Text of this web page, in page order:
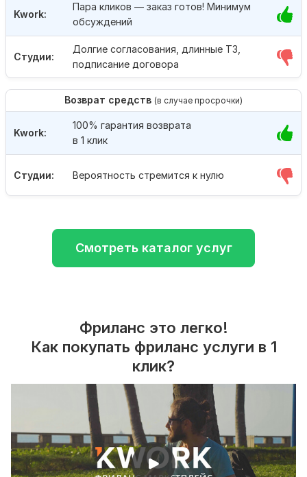
Студии:
Долгие согласования, длинные ТЗ,
подписание договора
Kwork:
Пара кликов — заказ готов! Минимум
обсуждений
Возврат средств (в случае просрочки)
Студии: Вероятность стремится к нулю
Kwork:
100% гарантия возврата
в 1 клик
Смотреть каталог услуг
Фриланс это легко!
Как покупать фриланс услуги в 1
клик?